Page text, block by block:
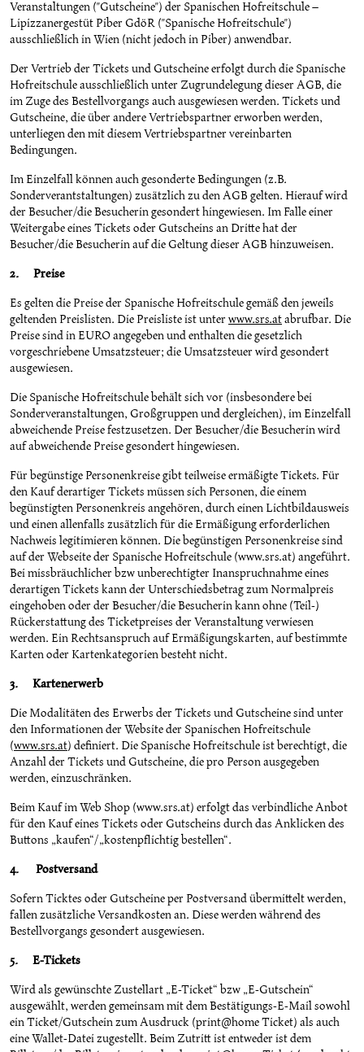
Veranstaltungen ("Gutscheine") der Spanischen Hofreitschule –
Lipizzanergestüt Piber GdöR ("Spanische Hofreitschule")
ausschließlich in Wien (nicht jedoch in Piber) anwendbar.
Der Vertrieb der Tickets und Gutscheine erfolgt durch die Spanische
Hofreitschule ausschließlich unter Zugrundelegung dieser AGB, die
im Zuge des Bestellvorgangs auch ausgewiesen werden. Tickets und
Gutscheine, die über andere Vertriebspartner erworben werden,
unterliegen den mit diesem Vertriebspartner vereinbarten
Bedingungen.
Im Einzelfall können auch gesonderte Bedingungen (z.B.
Sonderverantstaltungen) zusätzlich zu den AGB gelten. Hierauf wird
der Besucher/die Besucherin gesondert hingewiesen. Im Falle einer
Weitergabe eines Tickets oder Gutscheins an Dritte hat der
Besucher/die Besucherin auf die Geltung dieser AGB hinzuweisen.
2. Preise
Es gelten die Preise der Spanische Hofreitschule gemäß den jeweils
geltenden Preislisten. Die Preisliste ist unterwww.srs.atabrufbar. Die
Preise sind in EURO angegeben und enthalten die gesetzlich
vorgeschriebene Umsatzsteuer; die Umsatzsteuer wird gesondert
ausgewiesen.
Die Spanische Hofreitschule behält sich vor (insbesondere bei
Sonderveranstaltungen, Großgruppen und dergleichen), im Einzelfall
abweichende Preise festzusetzen. Der Besucher/die Besucherin wird
auf abweichende Preise gesondert hingewiesen.
Für begünstige Personenkreise gibt teilweise ermäßigte Tickets. Für
den Kauf derartiger Tickets müssen sich Personen, die einem
begünstigten Personenkreis angehören, durch einen Lichtbildausweis
und einen allenfalls zusätzlich für die Ermäßigung erforderlichen
Nachweis legitimieren können. Die begünstigen Personenkreise sind
auf der Webseite der Spanische Hofreitschule (www.srs.at) angeführt.
Bei missbräuchlicher bzw unberechtigter Inanspruchnahme eines
derartigen Tickets kann der Unterschiedsbetrag zum Normalpreis
eingehoben oder der Besucher/die Besucherin kann ohne (Teil-)
Rückerstattung des Ticketpreises der Veranstaltung verwiesen
werden. Ein Rechtsanspruch auf Ermäßigungskarten, auf bestimmte
Karten oder Kartenkategorien besteht nicht.
3. Kartenerwerb
Die Modalitäten des Erwerbs der Tickets und Gutscheine sind unter
den Informationen der Website der Spanischen Hofreitschule
(www.srs.at) definiert. Die Spanische Hofreitschule ist berechtigt, die
Anzahl der Tickets und Gutscheine, die pro Person ausgegeben
werden, einzuschränken.
Beim Kauf im Web Shop (www.srs.at) erfolgt das verbindliche Anbot
für den Kauf eines Tickets oder Gutscheins durch das Anklicken des
Buttons „kaufen“/„kostenpflichtig bestellen“.
4. Postversand
Sofern Ticktes oder Gutscheine per Postversand übermittelt werden,
fallen zusätzliche Versandkosten an. Diese werden während des
Bestellvorgangs gesondert ausgewiesen.
5. E-Tickets
Wird als gewünschte Zustellart „E-Ticket“ bzw „E-Gutschein“
ausgewählt, werden gemeinsam mit dem Bestätigungs-E-Mail sowohl
ein Ticket/Gutschein zum Ausdruck (print@home Ticket) als auch
eine Wallet-Datei zugestellt. Beim Zutritt ist entweder ist dem